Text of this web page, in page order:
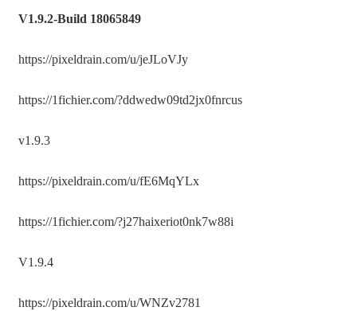
V1.9.2-Build 18065849
https://pixeldrain.com/u/jeJLoVJy
https://1fichier.com/?ddwedw09td2jx0fnrcus
v1.9.3
https://pixeldrain.com/u/fE6MqYLx
https://1fichier.com/?j27haixeriot0nk7w88i
V1.9.4
https://pixeldrain.com/u/WNZv2781